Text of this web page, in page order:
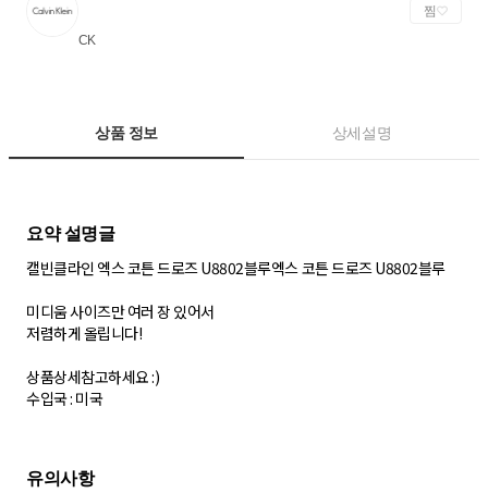
CK
찜
상품 정보 상세설명
요약 설명글
캘빈클라인 엑스 코튼 드로즈 U8802블루엑스 코튼 드로즈 U8802블루
미디움 사이즈만 여러 장 있어서
저렴하게 올립니다!
상품상세참고하세요 :)
수입국 : 미국
유의사항